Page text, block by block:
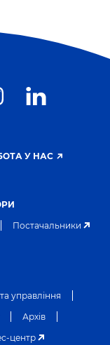
У НАС
Постачальники
управління
Архів
центр